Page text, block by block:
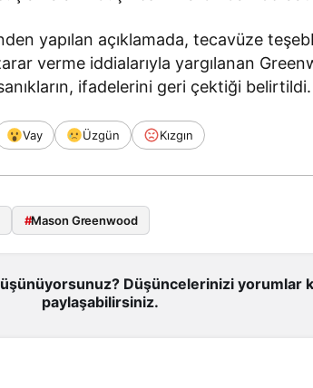
yapılan açıklamada, tecavüze
verme iddialarıyla yargılanan
ifadelerini geri çektiği belirtildi.
Vay Üzgün Kızgın
#Mason Greenwood
Düşüncelerinizi yorumlar
paylaşabilirsiniz.